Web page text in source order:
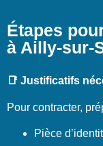
Étapes
à Ailly-sur-
📑 Justificatifs
Pour contracter,
Pièce